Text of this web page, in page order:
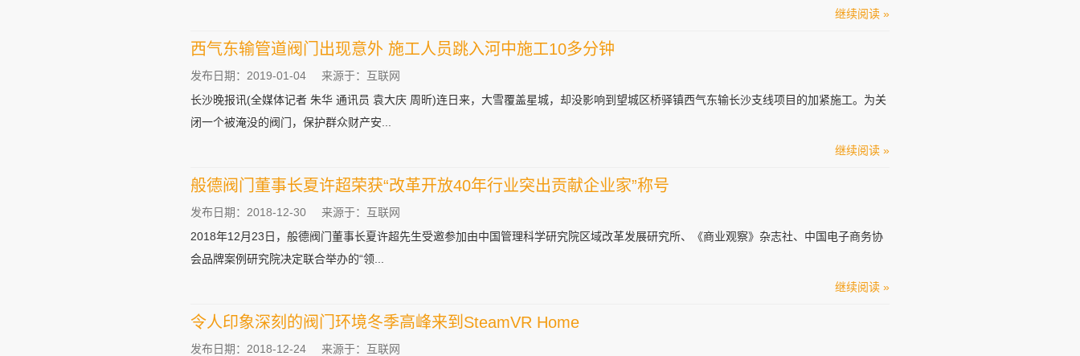
继续阅读 »
西气东输管道阀门出现意外 施工人员跳入河中施工10多分钟
发布日期：2019-01-04
来源于：互联网
长沙晚报讯(全媒体记者 朱华 通讯员 袁大庆 周昕)连日来，大雪覆盖星城，却没影响到望城区桥驿镇西气东输长沙支线项目的加紧施工。为关
闭一个被淹没的阀门，保护群众财产安...
继续阅读 »
般德阀门董事长夏许超荣获“改革开放40年行业突出贡献企业家”称号
发布日期：2018-12-30
来源于：互联网
2018年12月23日，般德阀门董事长夏许超先生受邀参加由中国管理科学研究院区域改革发展研究所、《商业观察》杂志社、中国电子商务协
会品牌案例研究院决定联合举办的“领...
继续阅读 »
令人印象深刻的阀门环境冬季高峰来到SteamVR Home
发布日期：2018-12-24
来源于：互联网